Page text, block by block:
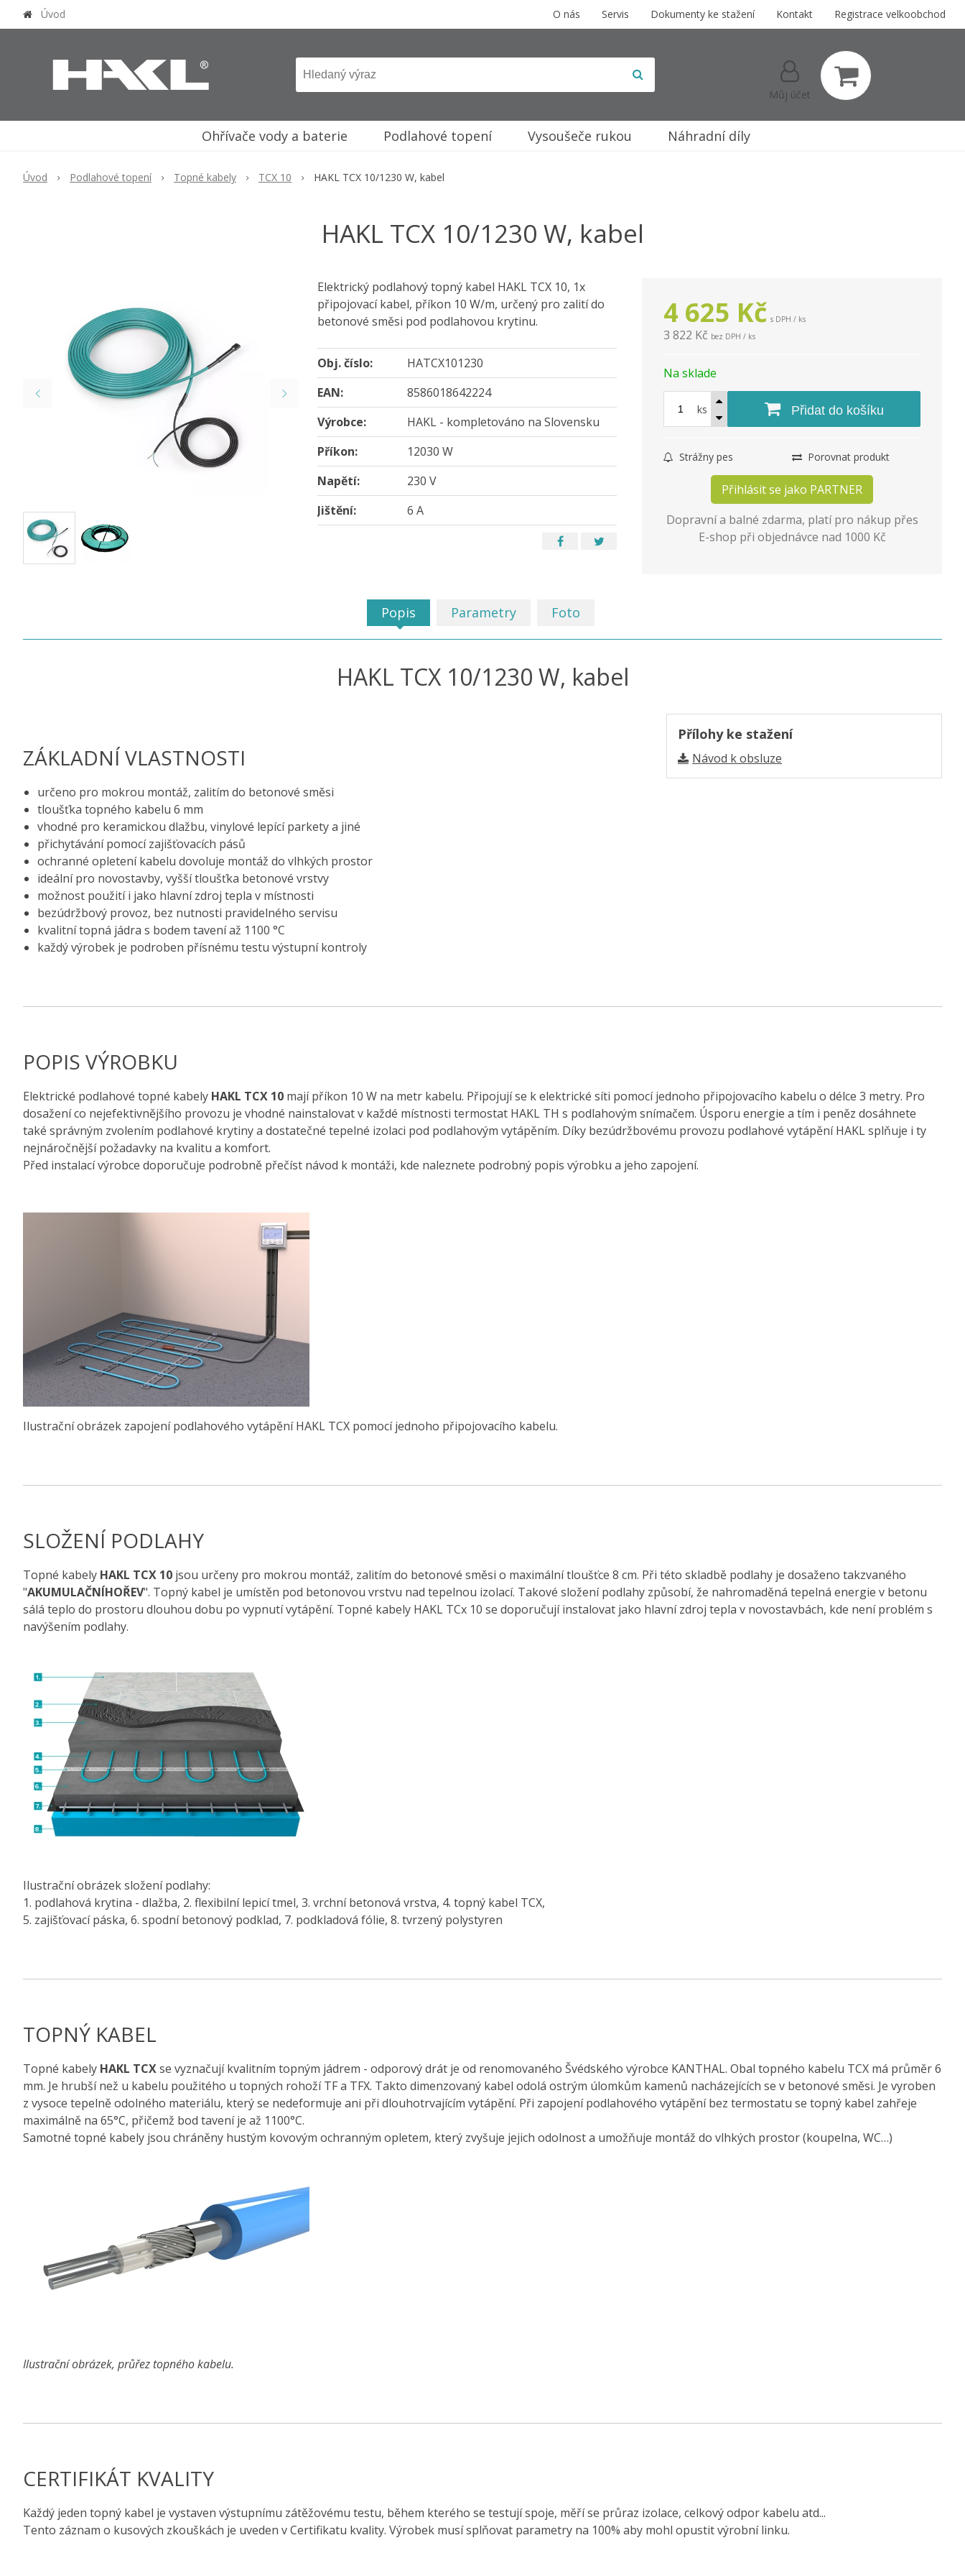
Úvod O nás Servis Dokumenty ke stažení Kontakt Registrace velkoobchod
Můj účet
Ohřívače vody a baterie Podlahové topení Vysoušeče rukou Náhradní díly
Úvod Podlahové topení Topné kabely TCX 10 HAKL TCX 10/1230 W, kabel
HAKL TCX 10/1230 W, kabel
4 625 Kč s DPH / ks
3 822 Kč bez DPH / ks
Na sklade
ks Přidat do košíku
Strážny pes Porovnat produkt
Přihlásit se jako PARTNER
Dopravní a balné zdarma, platí pro nákup přes
E-shop při objednávce nad 1000 Kč
Elektrický podlahový topný kabel HAKL TCX 10, 1x
připojovací kabel, příkon 10 W/m, určený pro zalití do
betonové směsi pod podlahovou krytinu.
Obj. číslo:
HATCX101230
EAN:
8586018642224
Výrobce:
HAKL - kompletováno na Slovensku
Příkon:
12030 W
Napětí:
230 V
Jištění:
6 A
Popis Parametry Foto
HAKL TCX 10/1230 W, kabel
Přílohy ke stažení
Návod k obsluze
ZÁKLADNÍ VLASTNOSTI
určeno pro mokrou montáž, zalitím do betonové směsi
tloušťka topného kabelu 6 mm
vhodné pro keramickou dlažbu, vinylové lepící parkety a jiné
přichytávání pomocí zajišťovacích pásů
ochranné opletení kabelu dovoluje montáž do vlhkých prostor
ideální pro novostavby, vyšší tloušťka betonové vrstvy
možnost použití i jako hlavní zdroj tepla v místnosti
bezúdržbový provoz, bez nutnosti pravidelného servisu
kvalitní topná jádra s bodem tavení až 1100 °C
každý výrobek je podroben přísnému testu výstupní kontroly
POPIS VÝROBKU
Elektrické podlahové topné kabely HAKL TCX 10 mají příkon 10 W na metr kabelu. Připojují se k elektrické síti pomocí jednoho připojovacího kabelu o délce 3 metry. Pro
dosažení co nejefektivnějšího provozu je vhodné nainstalovat v každé místnosti termostat HAKL TH s podlahovým snímačem. Úsporu energie a tím i peněz dosáhnete
také správným zvolením podlahové krytiny a dostatečné tepelné izolaci pod podlahovým vytápěním. Díky bezúdržbovému provozu podlahové vytápění HAKL splňuje i ty
nejnáročnější požadavky na kvalitu a komfort.
Před instalací výrobce doporučuje podrobně přečíst návod k montáži, kde naleznete podrobný popis výrobku a jeho zapojení.
Ilustrační obrázek zapojení podlahového vytápění HAKL TCX pomocí jednoho připojovacího kabelu.
SLOŽENÍ PODLAHY
Topné kabely HAKL TCX 10 jsou určeny pro mokrou montáž, zalitím do betonové směsi o maximální tloušťce 8 cm. Při této skladbě podlahy je dosaženo takzvaného
"AKUMULAČNÍHOŘEV". Topný kabel je umístěn pod betonovou vrstvu nad tepelnou izolací. Takové složení podlahy způsobí, že nahromaděná tepelná energie v betonu
sálá teplo do prostoru dlouhou dobu po vypnutí vytápění. Topné kabely HAKL TCx 10 se doporučují instalovat jako hlavní zdroj tepla v novostavbách, kde není problém s
navýšením podlahy.
Ilustrační obrázek složení podlahy:
1. podlahová krytina - dlažba, 2. flexibilní lepicí tmel, 3. vrchní betonová vrstva, 4. topný kabel TCX,
5. zajišťovací páska, 6. spodní betonový podklad, 7. podkladová fólie, 8. tvrzený polystyren
TOPNÝ KABEL
Topné kabely HAKL TCXse vyznačují kvalitním topným jádrem - odporový drát je od renomovaného Švédského výrobce KANTHAL. Obal topného kabelu TCX má průměr 6
mm. Je hrubší než u kabelu použitého u topných rohoží TF a TFX. Takto dimenzovaný kabel odolá ostrým úlomkům kamenů nacházejících se v betonové směsi. Je vyroben
z vysoce tepelně odolného materiálu, který se nedeformuje ani při dlouhotrvajícím vytápění. Při zapojení podlahového vytápění bez termostatu se topný kabel zahřeje
maximálně na 65°C, přičemž bod tavení je až 1100°C.
Samotné topné kabely jsou chráněny hustým kovovým ochranným opletem, který zvyšuje jejich odolnost a umožňuje montáž do vlhkých prostor (koupelna, WC…)
Ilustrační obrázek, průřez topného kabelu.
CERTIFIKÁT KVALITY
Každý jeden topný kabel je vystaven výstupnímu zátěžovému testu, během kterého se testují spoje, měří se průraz izolace, celkový odpor kabelu atd...
Tento záznam o kusových zkouškách je uveden v Certifikatu kvality. Výrobek musí splňovat parametry na 100% aby mohl opustit výrobní linku.